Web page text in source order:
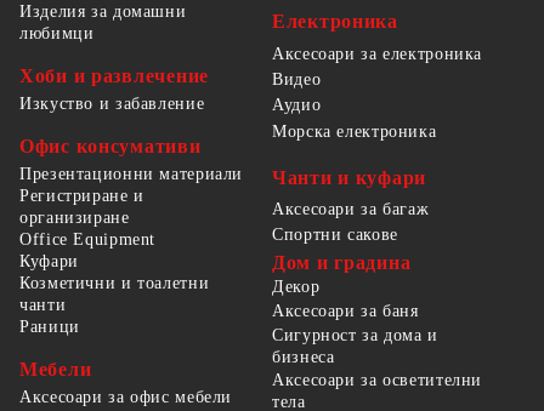
Изделия за домашни
любимци
Хоби и развлечение
Изкуство и забавление
Офис консумативи
Презентационни материали
Регистриране и
организиране
Office Equipment
Електроника
Аксесоари за електроника
Видео
Аудио
Морска електроника
Чанти и куфари
Аксесоари за багаж
Спортни сакове
Куфари
Козметични и тоалетни
чанти
Раници
Мебели
Аксесоари за офис мебели
Дом и градина
Декор
Аксесоари за баня
Сигурност за дома и
бизнеса
Аксесоари за осветителни
тела